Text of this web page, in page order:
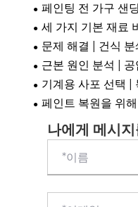
페인팅 전 가구 샌
를 선택해야 합니까?
세 가지 기본 재료
고방사포를 선택해
문제 해결 | 건식
잘못 사용하면 어떤
서 사용할 수 있나요?
근본 원인 분석 |
을 잃는 이유는 무엇
기계용 사포 선택 |
유에 적합한 유형을
페인트 복원을 위
나에게 메시